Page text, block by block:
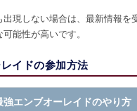
現しない場合は、最新情報を
能性が高いです。
イドの参加方法
強エンブオーレイドのやり方